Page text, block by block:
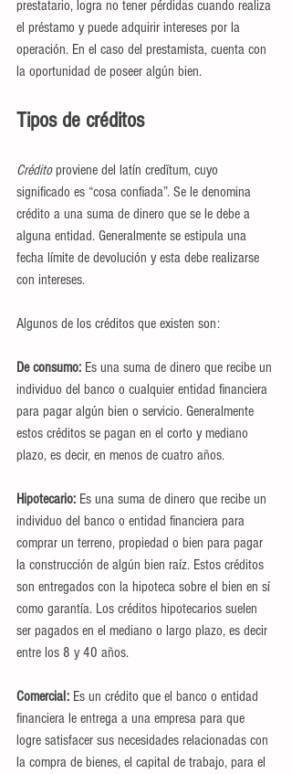
prestatario, logra no tener pérdidas cuando realiza
el préstamo y puede adquirir intereses por la
operación. En el caso del prestamista, cuenta con
la oportunidad de poseer algún bien.
Tipos de créditos
Crédito proviene del latín credĭtum, cuyo
significado es “cosa confiada”. Se le denomina
crédito a una suma de dinero que se le debe a
alguna entidad. Generalmente se estipula una
fecha límite de devolución y esta debe realizarse
con intereses.
Algunos de los créditos que existen son:
De consumo: Es una suma de dinero que recibe un
individuo del banco o cualquier entidad financiera
para pagar algún bien o servicio. Generalmente
estos créditos se pagan en el corto y mediano
plazo, es decir, en menos de cuatro años.
Hipotecario: Es una suma de dinero que recibe un
individuo del banco o entidad financiera para
comprar un terreno, propiedad o bien para pagar
la construcción de algún bien raíz. Estos créditos
son entregados con la hipoteca sobre el bien en sí
como garantía. Los créditos hipotecarios suelen
ser pagados en el mediano o largo plazo, es decir
entre los 8 y 40 años.
Comercial: Es un crédito que el banco o entidad
financiera le entrega a una empresa para que
logre satisfacer sus necesidades relacionadas con
la compra de bienes, el capital de trabajo, para el